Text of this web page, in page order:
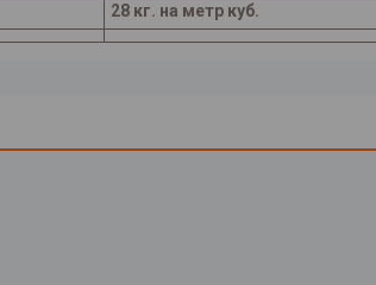
28 кг. на метр куб.